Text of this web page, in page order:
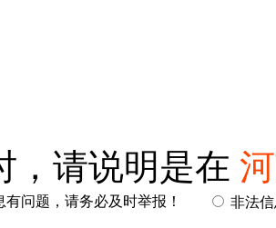
，请说明是在
问题，请务必及时举报！ 非法